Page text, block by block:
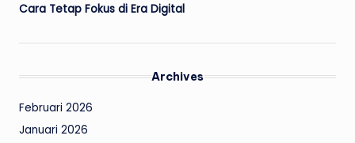
Cara Tetap Fokus di Era Digital
Archives
Februari 2026
Januari 2026